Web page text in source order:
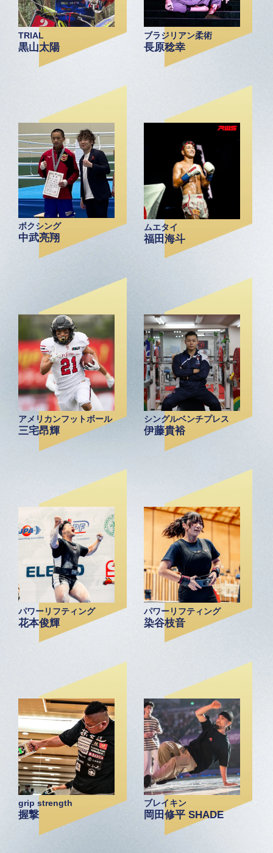
TRIAL
黒山太陽
ブラジリアン柔術
長原稔幸
ボクシング
中武亮翔
ムエタイ
福田海斗
アメリカンフットボール
三宅昂輝
シングルベンチプレス
伊藤貴裕
パワーリフティング
花本俊輝
パワーリフティング
染谷枝音
grip strength
握撃
ブレイキン
岡田修平 SHADE